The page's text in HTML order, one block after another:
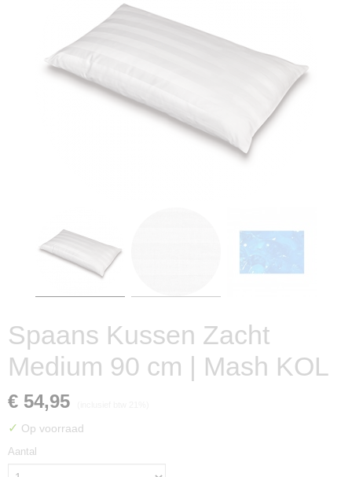
Spaans Kussen Zacht
Medium 90 cm | Mash KOL
€ 54,95
✓ Op voorraad
Aantal